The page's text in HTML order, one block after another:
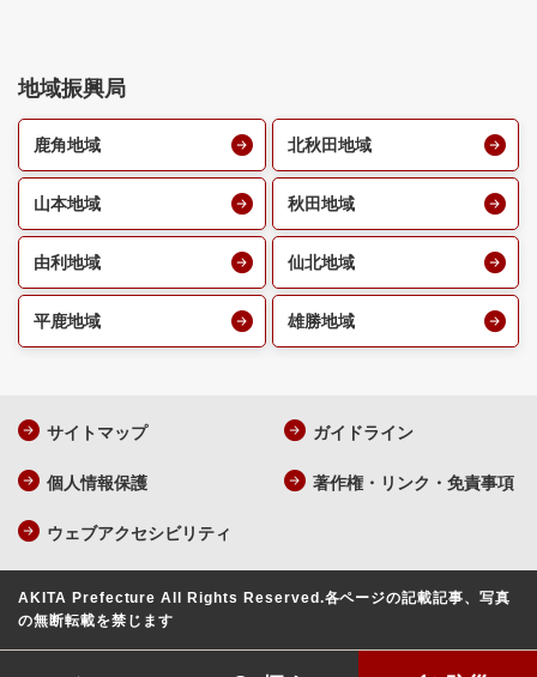
地域振興局
鹿角地域 北秋田地域
山本地域 秋田地域
由利地域 仙北地域
平鹿地域 雄勝地域
サイトマップ ガイドライン
個人情報保護 著作権・リンク・免責事項
ウェブアクセシビリティ
AKITA Prefecture All Rights Reserved.各ページの記載記事、写真
の無断転載を禁じます